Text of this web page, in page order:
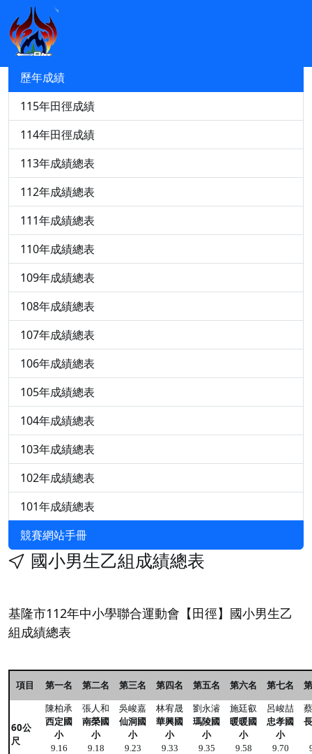
競賽資訊
115年中小運田徑轉播與成績查詢
歷年成績
115年田徑成績
114年田徑成績
113年成績總表
112年成績總表
111年成績總表
110年成績總表
109年成績總表
108年成績總表
107年成績總表
106年成績總表
105年成績總表
104年成績總表
103年成績總表
102年成績總表
101年成績總表
競賽網站手冊
國小男生乙組成績總表
基隆市112年中小學聯合運動會【田徑】國小男生乙
組成績總表
項目 第一名 第二名 第三名 第四名 第五名 第六名 第七名
60公
尺
陳柏承
西定國
小
9.16
張人和
南榮國
小
9.18
吳峻嘉
仙洞國
小
9.23
林宥晟
華興國
小
9.33
劉永濬
瑪陵國
小
9.35
施廷叡
暖暖國
小
9.58
呂峻喆
忠孝國
小
9.70